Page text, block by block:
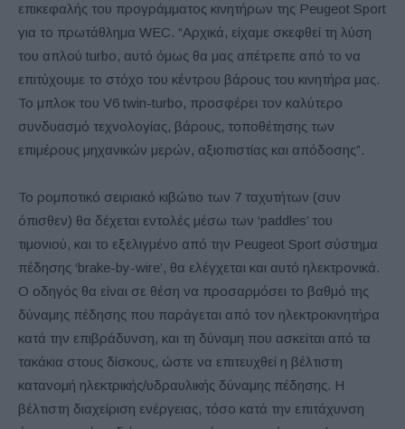
επικεφαλής του προγράμματος κινητήρων της Peugeot Sport
για το πρωτάθλημα WEC. “Αρχικά, είχαμε σκεφθεί τη λύση
του απλού turbo, αυτό όμως θα μας απέτρεπε από το να
επιτύχουμε το στόχο του κέντρου βάρους του κινητήρα μας.
Το μπλοκ του V6 twin-turbo, προσφέρει τον καλύτερο
συνδυασμό τεχνολογίας, βάρους, τοποθέτησης των
επιμέρους μηχανικών μερών, αξιοπιστίας και απόδοσης”.
Το ρομποτικό σειριακό κιβώτιο των 7 ταχυτήτων (συν
όπισθεν) θα δέχεται εντολές μέσω των ‘paddles’ του
τιμονιού, και το εξελιγμένο από την Peugeot Sport σύστημα
πέδησης ‘brake-by-wire’, θα ελέγχεται και αυτό ηλεκτρονικά.
Ο οδηγός θα είναι σε θέση να προσαρμόσει το βαθμό της
δύναμης πέδησης που παράγεται από τον ηλεκτροκινητήρα
κατά την επιβράδυνση, και τη δύναμη που ασκείται από τα
τακάκια στους δίσκους, ώστε να επιτευχθεί η βέλτιστη
κατανομή ηλεκτρικής/υδραυλικής δύναμης πέδησης. Η
βέλτιστη διαχείριση ενέργειας, τόσο κατά την επιτάχυνση